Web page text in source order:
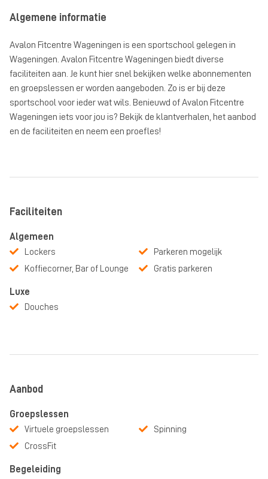
Algemene informatie
Avalon Fitcentre Wageningen is een sportschool gelegen in
Wageningen. Avalon Fitcentre Wageningen biedt diverse
faciliteiten aan. Je kunt hier snel bekijken welke abonnementen
en groepslessen er worden aangeboden. Zo is er bij deze
sportschool voor ieder wat wils. Benieuwd of Avalon Fitcentre
Wageningen iets voor jou is? Bekijk de klantverhalen, het aanbod
en de faciliteiten en neem een proefles!
Faciliteiten
Algemeen
Lockers
Koffiecorner, Bar of Lounge
Parkeren mogelijk
Gratis parkeren
Luxe
Douches
Aanbod
Groepslessen
Virtuele groepslessen
CrossFit
Spinning
Begeleiding